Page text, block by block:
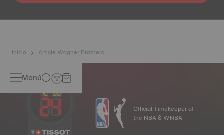
Inicio Article Wagner Brothers
Menú
Official Timekeeper of
the NBA & WNBA